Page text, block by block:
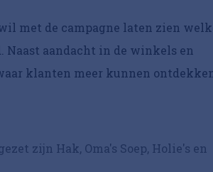
met de campagne laten zien
Naast aandacht in de winkels en
klanten meer kunnen
zijn Hak, Oma's Soep, Holie's en